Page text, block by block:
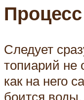
Следует
топиарий не
как на него
боится